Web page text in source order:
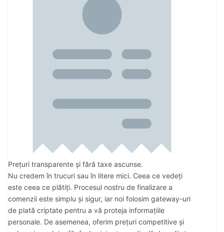
Prețuri transparente și fără taxe ascunse.
Nu credem în trucuri sau în litere mici. Ceea ce vedeți
este ceea ce plătiți. Procesul nostru de finalizare a
comenzii este simplu și sigur, iar noi folosim gateway-uri
de plată criptate pentru a vă proteja informațiile
personale. De asemenea, oferim prețuri competitive și